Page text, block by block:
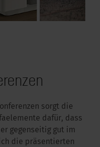
sorgt die
dafür, dass
gegenseitig gut im
die präsentierten